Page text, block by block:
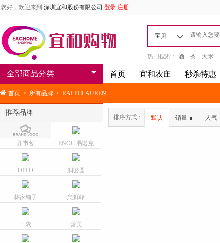
您好，欢迎来到 深圳宜和股份有限公司 登录 注册
宝贝
热门搜索： 酒 茶 大米
全部商品分类 首页 宜和农庄 秒杀特惠
首页 > 所有品牌 > RALPHLAUREN
推荐品牌
开市客 ENOC 易诺克
OPPO 润荟圆
林家铺子 急鲜峰
一农 善美
排序方式： 默认 销量 人气